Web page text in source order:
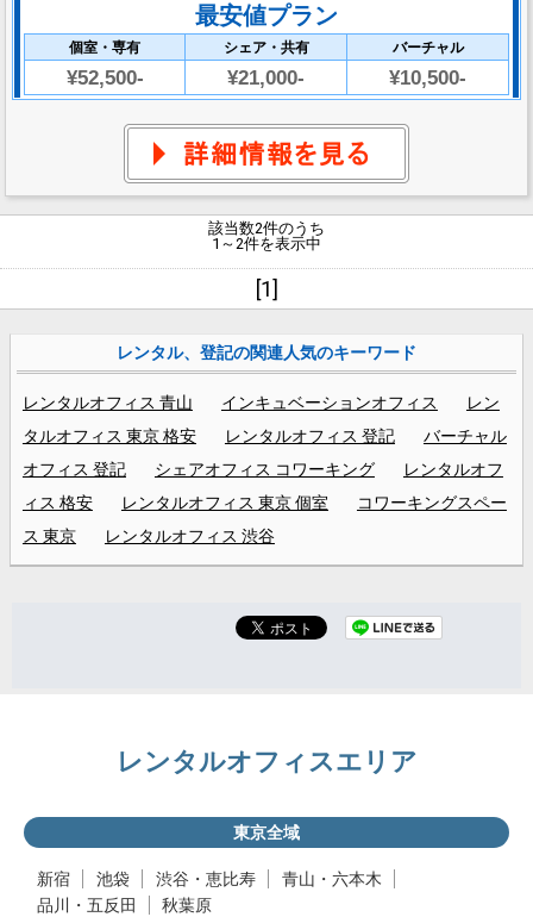
最安値プラン
個室・専有 シェア・共有 バーチャル
¥52,500- ¥21,000- ¥10,500-
該当数2件のうち
1～2件を表示中
[1]
レンタル、登記の関連人気のキーワード
レンタルオフィス 青山 インキュベーションオフィス
レン
タルオフィス 東京 格安
レンタルオフィス 登記
バーチャル
オフィス 登記
シェアオフィス コワーキング
レンタルオフ
ィス 格安
レンタルオフィス 東京 個室
コワーキングスペー
ス 東京
レンタルオフィス 渋谷
レンタルオフィスエリア
東京全域
新宿 池袋 渋谷・恵比寿
青山・六本木
品川・五反田
秋葉原